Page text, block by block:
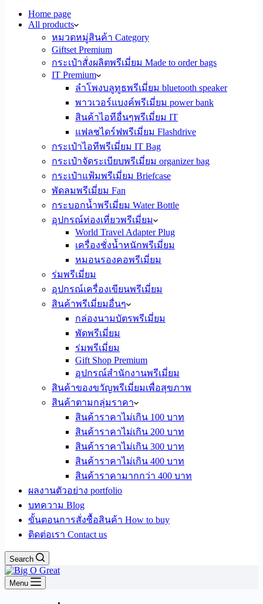
Home page
All products
หมวดหมู่สินค้า Category
Giftset Premium
กระเป๋าสั่งผลิตพรีเมี่ยม Made to order bags
IT Premium
ลำโพงบลูทูธพรีเมี่ยม bluetooth speaker
พาวเวอร์แบงค์พรีเมี่ยม power bank
สินค้าไอทีอื่นๆพรีเมี่ยม IT
แฟลชไดร์ฟพรีเมี่ยม Flashdrive
กระเป๋าไอทีพรีเมี่ยม IT Bag
กระเป๋าจัดระเบียบพรีเมี่ยม organizer bag
กระเป๋าแฟ้มพรีเมี่ยม Briefcase
พัดลมพรีเมี่ยม Fan
กระบอกน้ำพรีเมี่ยม Water Bottle
อุปกรณ์ท่องเที่ยวพรีเมี่ยม
World Travel Adapter Plug
เครื่องชั่งน้ำหนักพรีเมี่ยม
หมอนรองคอพรีเมี่ยม
ร่มพรีเมี่ยม
อุปกรณ์เครื่องเขียนพรีเมี่ยม
สินค้าพรีเมี่ยมอื่นๆ
กล่องนามบัตรพรีเมี่ยม
พัดพรีเมี่ยม
ร่มพรีเมี่ยม
Gift Shop Premium
อุปกรณ์สำนักงานพรีเมี่ยม
สินค้าของขวัญพรีเมี่ยมเพื่อสุขภาพ
สินค้าตามกลุ่มราคา
สินค้าราคาไม่เกิน 100 บาท
สินค้าราคาไม่เกิน 200 บาท
สินค้าราคาไม่เกิน 300 บาท
สินค้าราคาไม่เกิน 400 บาท
สินค้าราคามากกว่า 400 บาท
ผลงานตัวอย่าง portfolio
บทความ Blog
ขั้นตอนการสั่งซื้อสินค้า How to buy
ติดต่อเรา Contact us
Search
Menu